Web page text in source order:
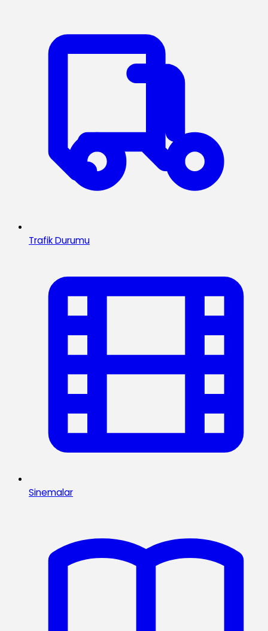
Trafik Durumu
Sinemalar